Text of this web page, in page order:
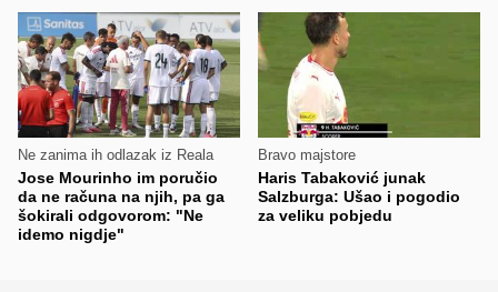
Ne zanima ih odlazak iz Reala
Jose Mourinho im poručio
da ne računa na njih, pa ga
šokirali odgovorom: "Ne
idemo nigdje"
Bravo majstore
Haris Tabaković junak
Salzburga: Ušao i pogodio
za veliku pobjedu